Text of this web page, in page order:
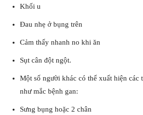
Khối u
Đau nhẹ ở bụng trên
Cảm thấy nhanh no khi ăn
Sụt cân đột ngột.
Một số người khác có thể xuất hiện các
như mắc bệnh gan:
Sưng bụng hoặc 2 chân